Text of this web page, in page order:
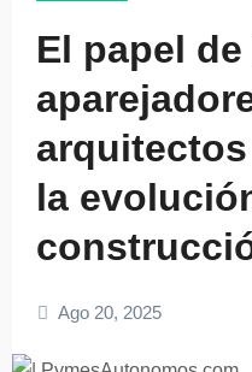
El papel
la
Ago 20, 2025